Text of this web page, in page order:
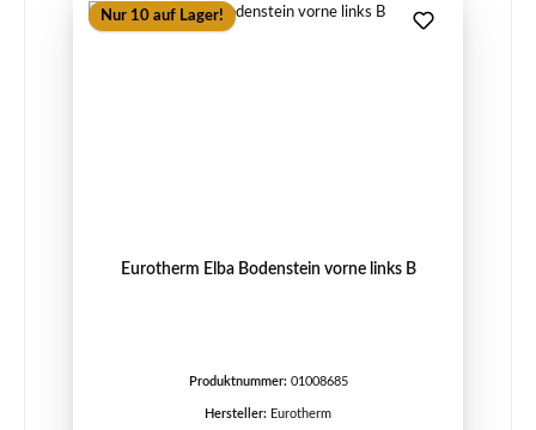
Nur 10 auf Lager!
Eurotherm Elba Bodenstein vorne links B
Produktnummer: 01008685
Hersteller: Eurotherm